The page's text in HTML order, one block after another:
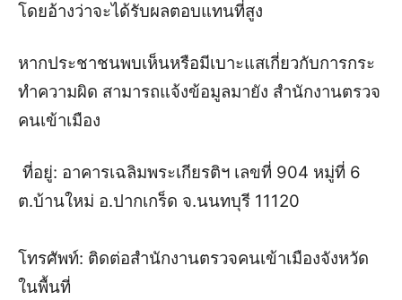
โดยอ้างว่าจะได้รับผลตอบแทนที่สูง
หากประชาชนพบเห็นหรือมีเบาะแสเกี่ยวกับการกระ
ทำความผิด สามารถแจ้งข้อมูลมายัง สำนักงานตรวจ
คนเข้าเมือง
ที่อยู่: อาคารเฉลิมพระเกียรติฯ เลขที่ 904 หมู่ที่ 6
ต.บ้านใหม่ อ.ปากเกร็ด จ.นนทบุรี 11120
โทรศัพท์: ติดต่อสำนักงานตรวจคนเข้าเมืองจังหวัด
ในพื้นที่